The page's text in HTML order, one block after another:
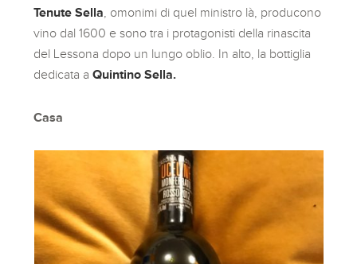
Tenute Sella , omonimi di quel ministro là, producono
vino dal 1600 e sono tra i protagonisti della rinascita
del Lessona dopo un lungo oblio. In alto, la bottiglia
dedicata aQuintino Sella.
Casa